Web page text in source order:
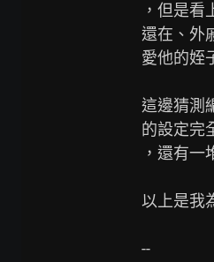
，但是
還在、外
愛他的姪
這邊猜測
的設定完
，還有
以上是我